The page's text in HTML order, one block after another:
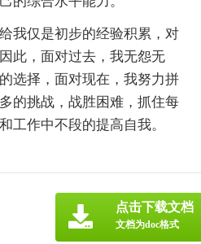
我仅是初步的经验积累，对
此，面对过去，我无怨无
选择，面对现在，我努力拼
的挑战，战胜困难，抓住每
工作中不段的提高自我。
点击下载文档
文档为doc格式